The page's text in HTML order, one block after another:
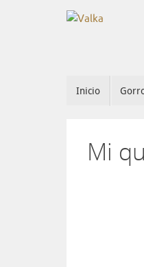
Inicio
Mi